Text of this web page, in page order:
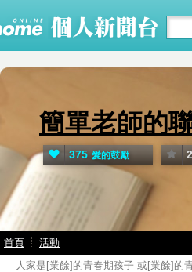
簡單老師的
人家是[業餘]的青春期孩子 或[業餘]的
375 愛的鼓勵
首頁 活動